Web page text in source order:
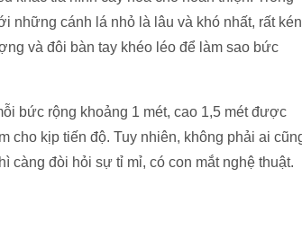
cho kịp tiến độ. Tuy nhiên, không phải ai cũng
đòi hỏi sự tỉ mỉ, có con mắt nghệ thuật.